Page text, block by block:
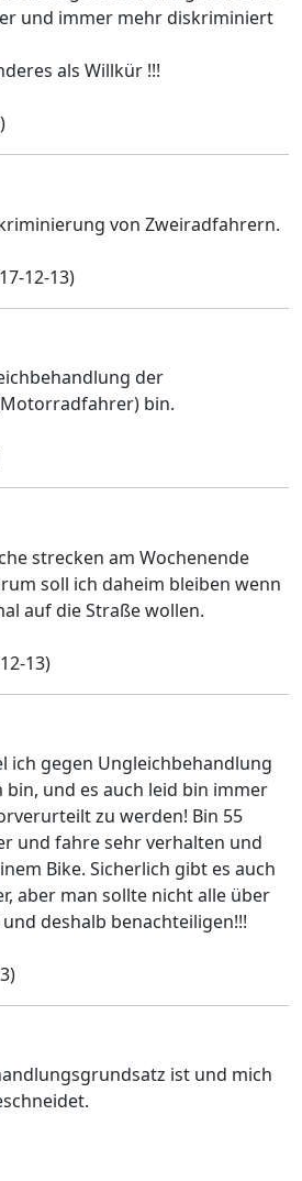
und immer mehr diskriminiert
als Willkür !!!
von Zweiradfahrern.
12-13)
der
bin.
strecken am Wochenende
soll ich daheim bleiben wenn
auf die Straße wollen.
13)
ich gegen Ungleichbehandlung
und es auch leid bin immer
zu werden! Bin 55
und fahre sehr verhalten und
Bike. Sicherlich gibt es auch
aber man sollte nicht alle über
deshalb benachteiligen!!!
ist und mich